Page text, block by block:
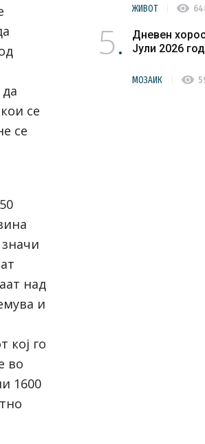
се
се
над
и
кој го
во
1600
ЖИВОТ visibility
5
Дневен
Јули 2026
МОЗАИК visibility